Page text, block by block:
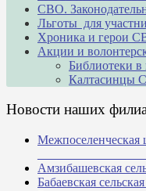
СВО.
Льготы для
Хроника и герои
Акции и
Библиотеки
Калтасинцы
Новости наших
Межпоселенческая
Амзибашевская
Бабаевская